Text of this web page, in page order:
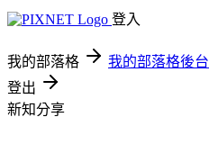
登入
我的部落格 我的部落格後台
登出
新知分享